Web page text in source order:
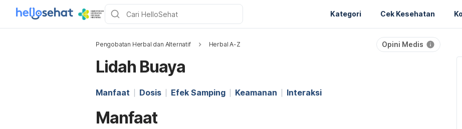
Kategori Cek Kesehatan
Pengobatan Herbal dan Alternatif Herbal A-Z Opini Medis
Lidah Buaya
Manfaat Dosis Efek Samping Keamanan Interaksi
Manfaat